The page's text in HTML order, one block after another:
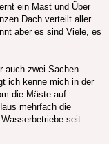
ein Mast und Über
Dach verteilt aller
aber es sind Viele, es
auch zwei Sachen
ich kenne mich in der
die Mäste auf
mehrfach die
seit